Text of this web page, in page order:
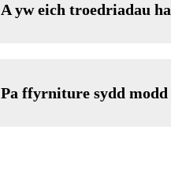
A yw eich troedriadau
Pa ffyrniture sydd modd